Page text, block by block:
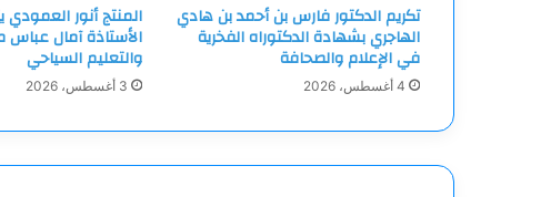
تكريم الدكتور فارس بن أحمد بن هادي
الهاجري بشهادة الدكتوراه الفخرية
في الإعلام والصحافة
4 أغسطس، 2026
المنتج أنور
الأستاذة آمال عباس
والتعليم السياحي
3 أغسطس، 2026